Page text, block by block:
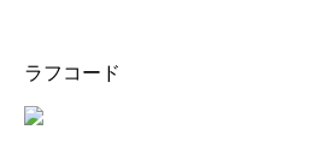
ラフコード